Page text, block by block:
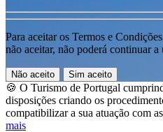
Para aceitar os Termos e
não aceitar, não poderá continuar
Não aceito Sim aceito
🍪 O Turismo de Portugal
disposições criando os
compatibilizar a sua atuação com
mais